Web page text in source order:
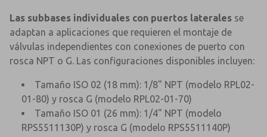
Las subbases individuales con puertos laterales se
adaptan a aplicaciones que requieren el montaje de
válvulas independientes con conexiones de puerto con
rosca NPT o G. Las configuraciones disponibles incluyen:
Tamaño ISO 02 (18 mm): 1/8" NPT (modelo RPL02-
01-80) y rosca G (modelo RPL02-01-70)
Tamaño ISO 01 (26 mm): 1/4" NPT (modelo
RPS5511130P) y rosca G (modelo RPS5511140P)